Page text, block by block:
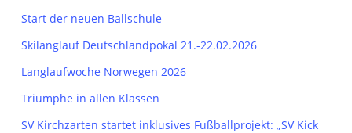
Start der neuen Ballschule
Skilanglauf Deutschlandpokal 21.-22.02.2026
Langlaufwoche Norwegen 2026
Triumphe in allen Klassen
SV Kirchzarten startet inklusives Fußballprojekt: „SV Kick